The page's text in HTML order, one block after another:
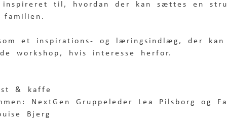
inspireret til, hvordan der kan sættes en
et inspirations- og læringsindlæg, der
workshop, hvis interesse herfor.
& kaffe
NextGen Gruppeleder Lea Pilsborg og
Bjerg